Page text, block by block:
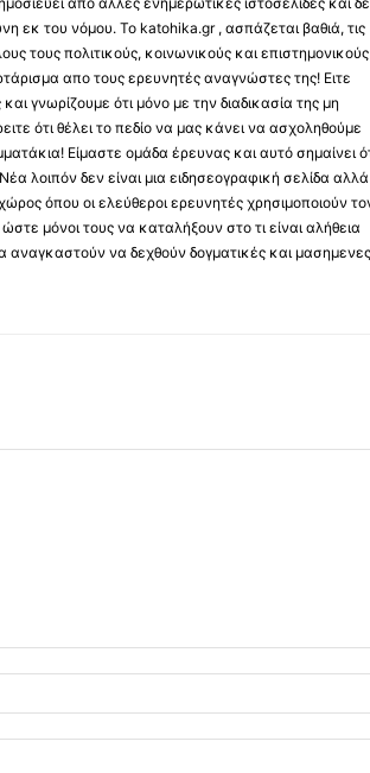
εκ του νόμου. Το katohika.gr , ασπάζεται βαθιά, τις
τους πολιτικούς, κοινωνικούς και επιστημονικούς
απο τους ερευνητές αναγνώστες της! Ειτε
γνωρίζουμε ότι μόνο με την διαδικασία της μη
ότι θέλει το πεδίο να μας κάνει να ασχοληθούμε
Είμαστε ομάδα έρευνας και αυτό σημαίνει
λοιπόν δεν είναι μια ειδησεογραφική σελίδα αλλά
όπου οι ελεύθεροι ερευνητές χρησιμοποιούν
μόνοι τους να καταλήξουν στο τι είναι αλήθεια
αναγκαστούν να δεχθούν δογματικές και μασημενες